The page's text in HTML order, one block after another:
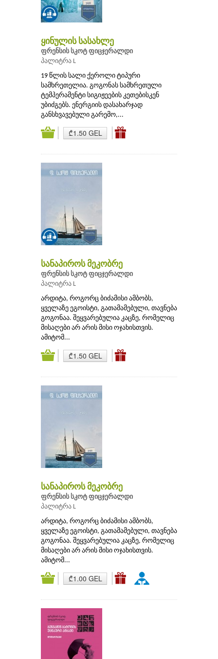
ყინულის სასახლე
ფრენსის სკოტ ფიცჯერალდი
პალიტრა L
19 წლის სალი ქეროლი ტიპური
სამხრეთელია. გოგონას სამხრეთული
ტემპერამენტი სიგიჟეების კეთებისკენ
უბიძგებს. ენერგიის დასახარჯად
განსხვავებული გარემო,...
₾1.50 GEL
სანაპიროს მეკობრე
ფრენსის სკოტ ფიცჯერალდი
პალიტრა L
არდიტა, როგორც ბიძამისი ამბობს,
ყველაზე ეგოისტი, გათამამებული, თავნება
გოგონაა. შეყვარებულია კაცზე, რომელიც
მისაღები არ არის მისი ოჯახისთვის.
ამიტომ...
₾1.50 GEL
სანაპიროს მეკობრე
ფრენსის სკოტ ფიცჯერალდი
პალიტრა L
არდიტა, როგორც ბიძამისი ამბობს,
ყველაზე ეგოისტი, გათამამებული, თავნება
გოგონაა. შეყვარებულია კაცზე, რომელიც
მისაღები არ არის მისი ოჯახისთვის.
ამიტომ...
₾1.00 GEL